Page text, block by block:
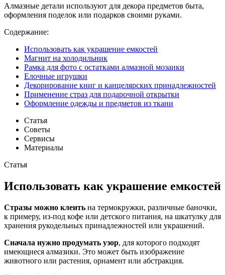
Алмазные детали используют для декора предметов быта,
оформления поделок или подарков своими руками.
Содержание:
Использовать как украшение емкостей
Магнит на холодильник
Рамка для фото с остатками алмазной мозаики
Елочные игрушки
Декорирование книг и канцелярских принадлежностей
Применение страз для подарочной открытки
Оформление одежды и предметов из ткани
Статья
Советы
Сервисы
Материалы
Статья
Использовать как украшение емкостей
Стразы можно клеить на термокружки, различные баночки,
к примеру, из-под кофе или детского питания, на шкатулку для
хранения рукодельных принадлежностей или украшений.
Сначала нужно продумать узор, для которого подходят
имеющиеся алмазики. Это может быть изображение
животного или растения, орнамент или абстракция.